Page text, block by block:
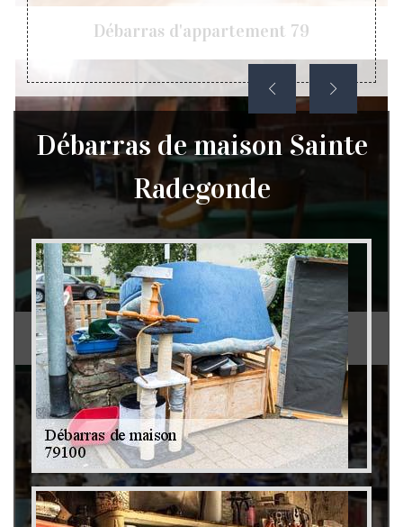
Débarras d'appartement 79
Débarras de grenier et cave 79
Débarras de maison Sainte
Radegonde